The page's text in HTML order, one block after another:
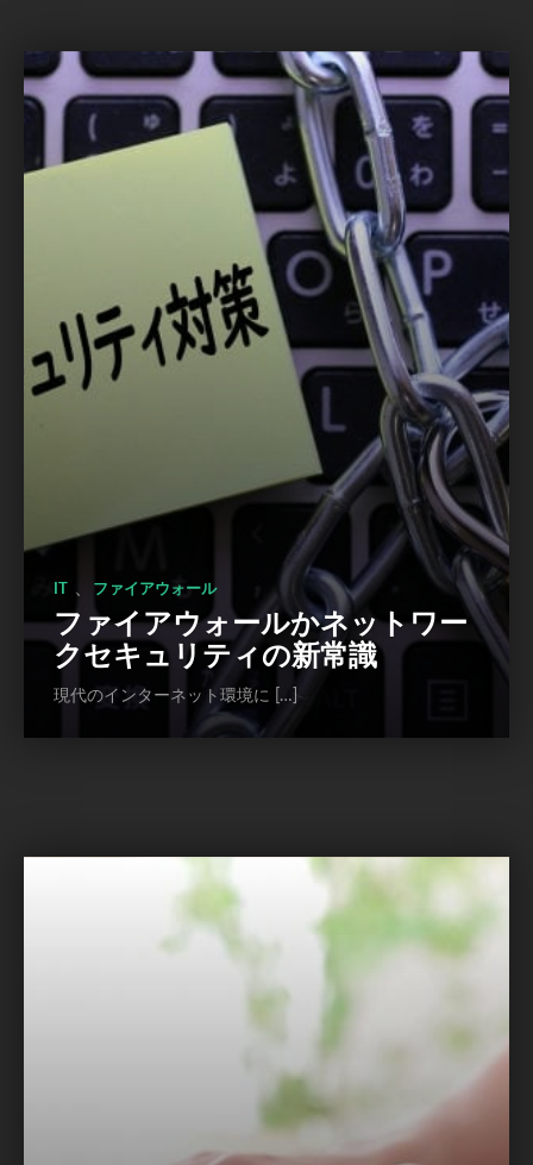
IT ファイアウォール
ファイアウォールかネットワー
クセキュリティの新常識
現代のインターネット環境に […]